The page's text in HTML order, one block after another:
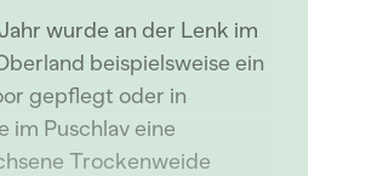
wurde an der Lenk im
beispielsweise ein
gepflegt oder in
im Puschlav eine
Trockenweide